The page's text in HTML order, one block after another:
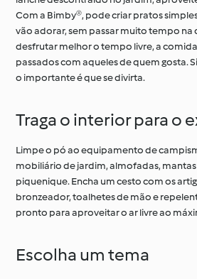
Com a Bimby®, pode criar pratos
vão adorar, sem passar muito tempo na
desfrutar melhor o tempo livre, a
passados com aqueles de quem gosta.
o importante é que se divirta.
Traga o interior para o
Limpe o pó ao equipamento de
mobiliário de jardim, almofadas, mantas
piquenique. Encha um cesto com os
bronzeador, toalhetes de mão e
pronto para aproveitar o ar livre ao
Escolha um tema